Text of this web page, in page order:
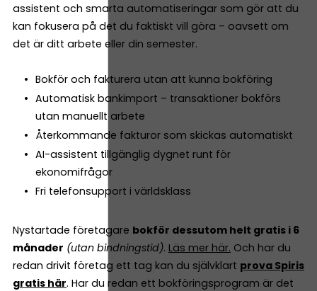
assistent och smarta automatiseringar som gör att du
kan fokusera på det du faktiskt vill göra – oavsett om
det är ditt arbete eller din semester.
Bokför och fakturera utan att kunna bokföring
Automatisk bankimport – transaktioner bokförs
utan manuellt arbete
Återkommande fakturor som skickas automatiskt
AI-assistent tillgänglig dygnet runt för
ekonomifrågor
Fri telefonsupport i världsklass
Nystartade företagare bokför dessutom helt gratis i 6
månader (utan bindningstid). Läs mer här. Och har du
redan drivit företag ett tag kan du självklart prova Spiris
gratis här. Har du redan ett bokföringsprogram är det